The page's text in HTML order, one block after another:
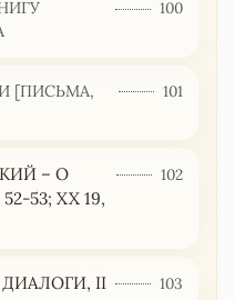
100
[ПИСЬМА,
101
– О
53; XX 19,
102
II 103